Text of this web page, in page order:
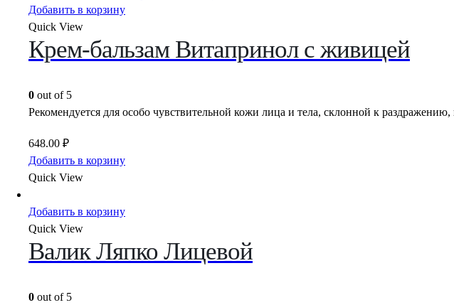
Добавить в корзину
Quick View
Крем-бальзам Витапринол с живицей
0 out of 5
Рекомендуется для особо чувствительной кожи лица и тела, склонной к
648.00 ₽
Добавить в корзину
Quick View
Добавить в корзину
Quick View
Валик Ляпко Лицевой
0 out of 5